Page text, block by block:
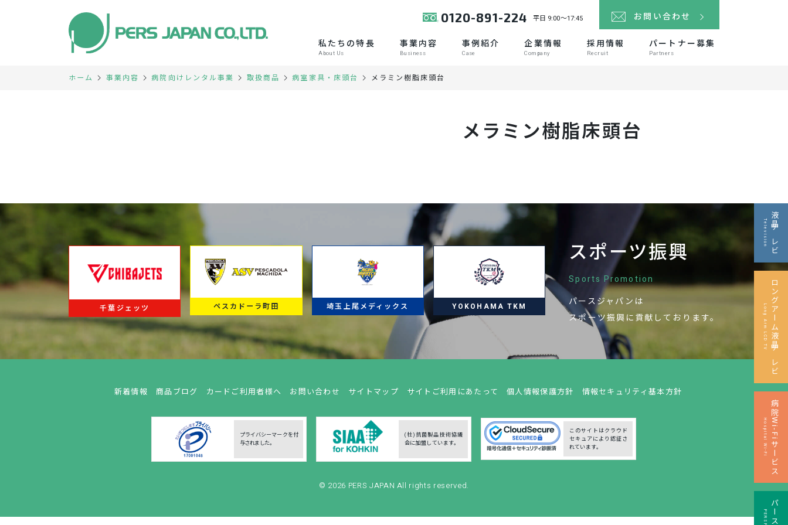
私たちの特長
About Us
事業内容
Business
事例紹介
Case
企業情報
Company
採用情報
Recruit
パートナー募集
Partners
0120-891-224 平日 9:00～17:45 お問い合わせ
ホーム 事業内容 病院向けレンタル事業 取扱商品 病室家具・床頭台 メラミン樹脂床頭台
メラミン樹脂床頭台
スポーツ振興
Sports Promotion
パースジャパンは
スポーツ振興に貢献しております。
千葉ジェッツ ペスカドーラ町田 埼玉上尾メディックス YOKOHAMA TKM
新着情報 商品ブログ カードご利用者様へ お問い合わせ サイトマップ サイトご利用にあたって 個人情報保護方針 情報セキュリティ基本方針
プライバシーマークを付
与されました。
(社)抗菌製品技術協議
会に加盟しています。
このサイトはクラウド
セキュアにより認証さ
れています。
© 2026 PERS JAPAN All rights reserved.
液晶テレビ
Television
ロングアーム液晶テレビ
Long Arm LCD TV
病院Wi-Fiサービス
Hospital Wi-Fi